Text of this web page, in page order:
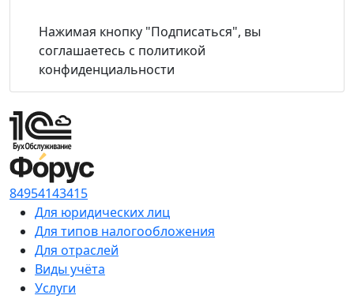
Нажимая кнопку "Подписаться", вы
соглашаетесь с политикой
конфиденциальности
84954143415
Для юридических лиц
Для типов налогообложения
Для отраслей
Виды учёта
Услуги